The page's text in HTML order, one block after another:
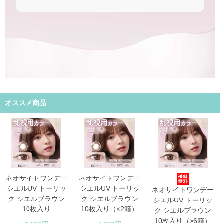
オススメ商品
ネオサイトワンデー
シエルUV トーリッ
ク シエルブラウン
10枚入り
ネオサイトワンデー
シエルUV トーリッ
ク シエルブラウン
10枚入り（×2箱）
ネオサイトワンデー
シエルUV トーリッ
ク シエルブラウン
10枚入り（×6箱）